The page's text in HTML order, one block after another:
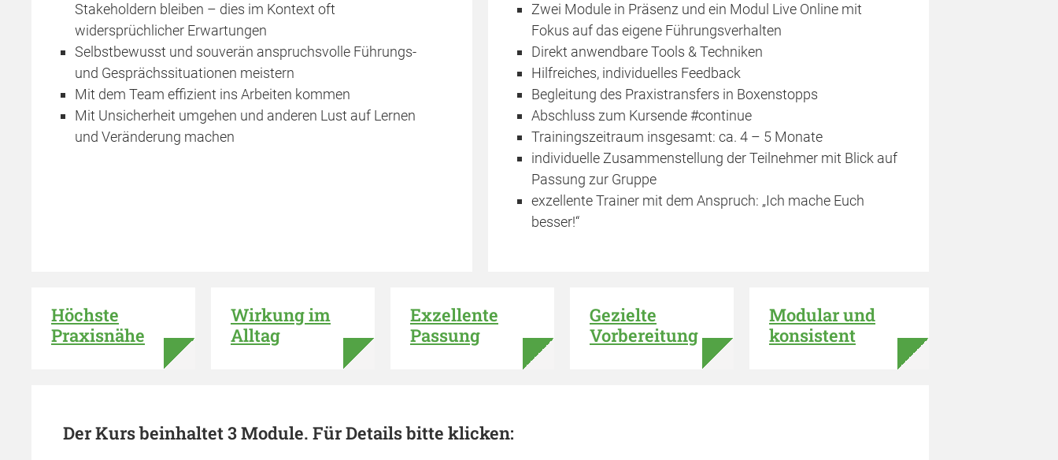
Stakeholdern bleiben – dies im Kontext oft
widersprüchlicher Erwartungen
Selbstbewusst und souverän anspruchsvolle Führungs-
und Gesprächssituationen meistern
Mit dem Team effizient ins Arbeiten kommen
Mit Unsicherheit umgehen und anderen Lust auf Lernen
und Veränderung machen
Zwei Module in Präsenz und ein Modul Live Online mit
Fokus auf das eigene Führungsverhalten
Direkt anwendbare Tools & Techniken
Hilfreiches, individuelles Feedback
Begleitung des Praxistransfers in Boxenstopps
Abschluss zum Kursende #continue
Trainingszeitraum insgesamt: ca. 4 – 5 Monate
individuelle Zusammenstellung der Teilnehmer mit Blick auf
Passung zur Gruppe
exzellente Trainer mit dem Anspruch: „Ich mache Euch
besser!“
Höchste
Praxisnähe
Wirkung im
Alltag
Exzellente
Passung
Gezielte
Vorbereitung
Modular und
konsistent
Der Kurs beinhaltet 3 Module. Für Details bitte klicken: